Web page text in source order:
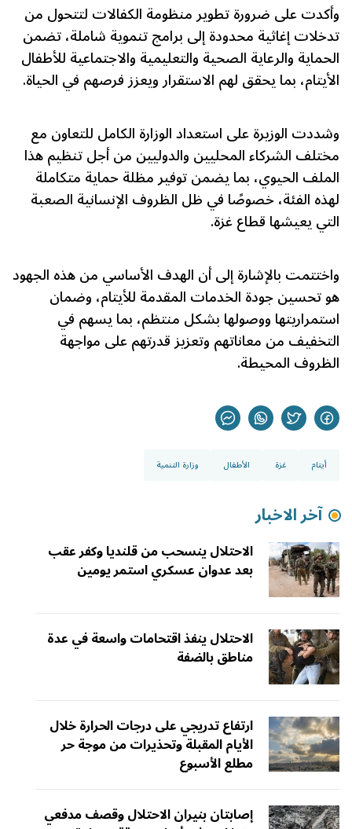
وأكدت على ضرورة تطوير منظومة الكفالات لتتحول من
تدخلات إغاثية محدودة إلى برامج تنموية شاملة، تضمن
الحماية والرعاية الصحية والتعليمية والاجتماعية للأطفال
الأيتام، بما يحقق لهم الاستقرار ويعزز فرصهم في الحياة.
وشددت الوزيرة على استعداد الوزارة الكامل للتعاون مع
مختلف الشركاء المحليين والدوليين من أجل تنظيم هذا
الملف الحيوي، بما يضمن توفير مظلة حماية متكاملة
لهذه الفئة، خصوصًا في ظل الظروف الإنسانية الصعبة
التي يعيشها قطاع غزة.
واختتمت بالإشارة إلى أن الهدف الأساسي من هذه الجهود
هو تحسين جودة الخدمات المقدمة للأيتام، وضمان
استمراريتها ووصولها بشكل منتظم، بما يسهم في
التخفيف من معاناتهم وتعزيز قدرتهم على مواجهة
الظروف المحيطة.
أيتام غزة الأطفال وزارة التنمية
آخر الاخبار
الاحتلال ينسحب من قلنديا وكفر عقب
بعد عدوان عسكري استمر يومين
الاحتلال ينفذ اقتحامات واسعة في عدة
مناطق بالضفة
ارتفاع تدريجي على درجات الحرارة خلال
الأيام المقبلة وتحذيرات من موجة حر
مطلع الأسبوع
إصابتان بنيران الاحتلال وقصف مدفعي